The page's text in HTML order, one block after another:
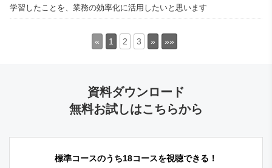
学習したことを、業務の効率化に活用したいと思います
« 1 2 3 » »»
資料ダウンロード
無料お試しはこちらから
標準コースのうち18コースを視聴できる！